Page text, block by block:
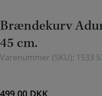
Brændekurv
45 cm.
Varenummer (SKU): 1533